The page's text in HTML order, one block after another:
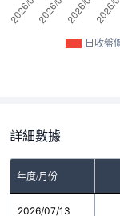
日收盤
詳細數據
年度/月份
2026/07/13